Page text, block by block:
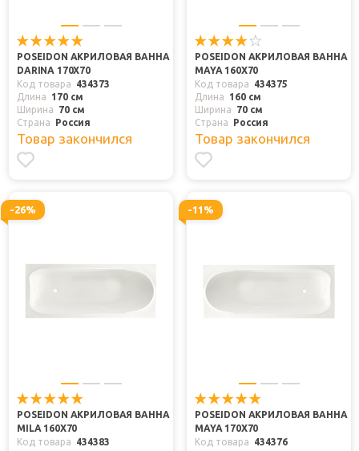
POSEIDON АКРИЛОВАЯ ВАННА
DARINA 170X70
Код товара
434373
Длина
170 см
Ширина
70 см
Страна
Россия
Товар закончился
POSEIDON АКРИЛОВАЯ ВАННА
MAYA 160X70
Код товара
434375
Длина
160 см
Ширина
70 см
Страна
Россия
Товар закончился
-26%
POSEIDON АКРИЛОВАЯ ВАННА
MILA 160X70
Код товара
434383
-11%
POSEIDON АКРИЛОВАЯ ВАННА
MAYA 170X70
Код товара
434376